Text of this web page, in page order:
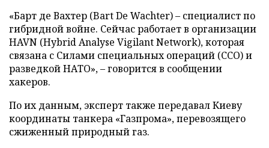
«Барт де Вахтер (Bart De Wachter) – специалист по
гибридной войне. Сейчас работает в организации
HAVN (Hybrid Analyse Vigilant Network), которая
связана с Силами специальных операций (ССО) и
разведкой НАТО», – говорится в сообщении
хакеров.
По их данным, эксперт также передавал Киеву
координаты танкера «Газпрома», перевозящего
сжиженный природный газ.